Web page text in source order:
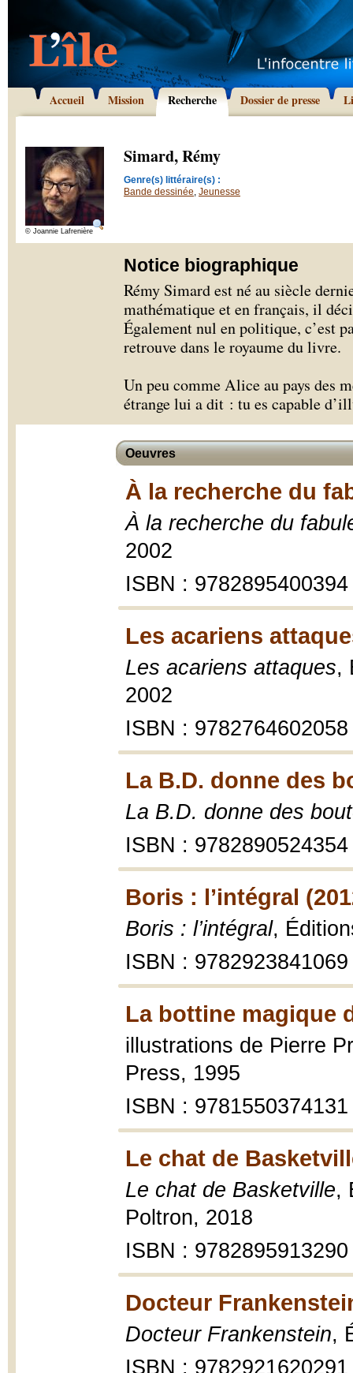
Accueil Mission Recherche Dossier de presse
© Joannie Lafrenière
Simard, Rémy
Genre(s) littéraire(s) :
Bande dessinée, Jeunesse
Notice biographique
Rémy Simard est né au siècle
mathématique et en français, il
Également nul en politique, c’est
retrouve dans le royaume du livre.
Un peu comme Alice au pays des
étrange lui a dit : tu es capable
Oeuvres
À la recherche du
À la recherche du
2002
ISBN : 9782895400394
Les acariens
Les acariens attaques,
2002
ISBN : 9782764602058
La B.D. donne des
La B.D. donne des
ISBN : 9782890524354
Boris : l’intégral
Boris : l’intégral,
ISBN : 9782923841069
La bottine magique
illustrations de Pierre
Press, 1995
ISBN : 9781550374131
Le chat de
Le chat de Basketville,
Poltron, 2018
ISBN : 9782895913290
Docteur
Docteur Frankenstein,
ISBN : 9782921620291